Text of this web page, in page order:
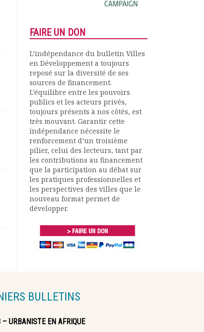
FAIRE UN DON
L’indépendance du bulletin Villes
en Développement a toujours
reposé sur la diversité de ses
sources de financement.
L’équilibre entre les pouvoirs
publics et les acteurs privés,
toujours présents à nos côtés, est
très mouvant. Garantir cette
indépendance nécessite le
renforcement d’un troisième
pilier, celui des lecteurs, tant par
les contributions au financement
que la participation au débat sur
les pratiques professionnelles et
les perspectives des villes que le
nouveau format permet de
développer.
BULLETINS
– URBANISTE EN AFRIQUE